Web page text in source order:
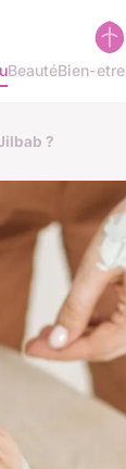
BeautéBien-etre
?